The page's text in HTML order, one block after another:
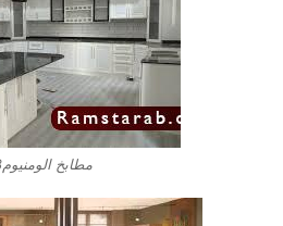
مطابخ الومنيوم18